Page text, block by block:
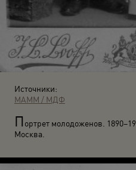
Источники:
МАММ / МДФ
Портрет молодоженов.
Москва.